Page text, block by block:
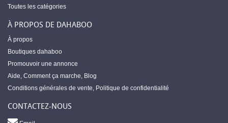
Toutes les catégories
À PROPOS DE DAHABOO
À propos
Boutiques dahaboo
Promouvoir une annonce
Aide, Comment ça marche, Blog
Conditions générales de vente, Politique de confidentialité
CONTACTEZ-NOUS